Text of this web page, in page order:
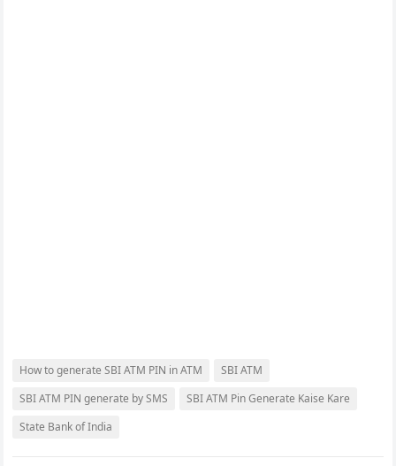
How to generate SBI ATM PIN in ATM
SBI ATM
SBI ATM PIN generate by SMS
SBI ATM Pin Generate Kaise Kare
State Bank of India